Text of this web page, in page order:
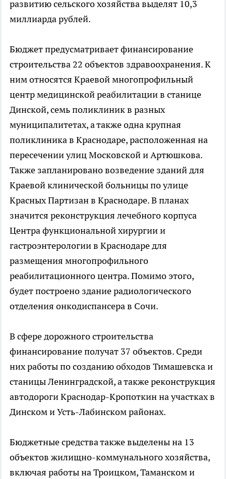
развитию сельского хозяйства выделят 10,3
миллиарда рублей.
Бюджет предусматривает финансирование
строительства 22 объектов здравоохранения. К
ним относятся Краевой многопрофильный
центр медицинской реабилитации в станице
Динской, семь поликлиник в разных
муниципалитетах, а также одна крупная
поликлиника в Краснодаре, расположенная на
пересечении улиц Московской и Артюшкова.
Также запланировано возведение зданий для
Краевой клинической больницы по улице
Красных Партизан в Краснодаре. В планах
значится реконструкция лечебного корпуса
Центра функциональной хирургии и
гастроэнтерологии в Краснодаре для
размещения многопрофильного
реабилитационного центра. Помимо этого,
будет построено здание радиологического
отделения онкодиспансера в Сочи.
В сфере дорожного строительства
финансирование получат 37 объектов. Среди
них работы по созданию обходов Тимашевска и
станицы Ленинградской, а также реконструкция
автодороги Краснодар-Кропоткин на участках в
Динском и Усть-Лабинском районах.
Бюджетные средства также выделены на 13
объектов жилищно-коммунального хозяйства,
включая работы на Троицком, Таманском и